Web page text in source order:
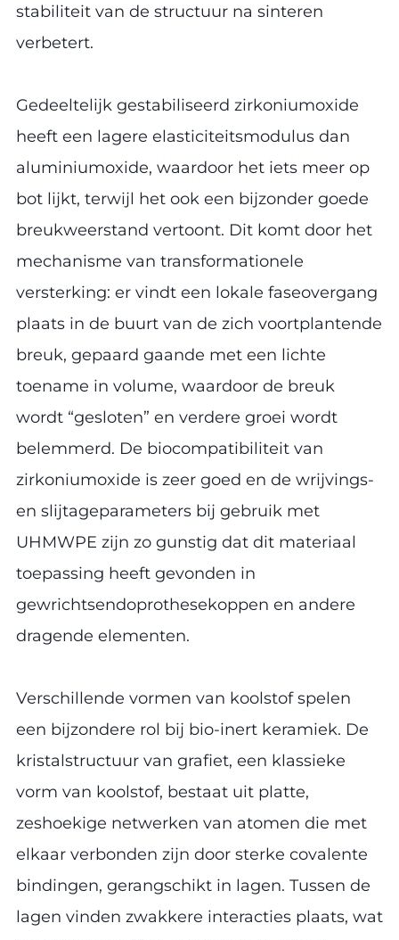
stabiliteit van de structuur na sinteren
verbetert.
Gedeeltelijk gestabiliseerd zirkoniumoxide
heeft een lagere elasticiteitsmodulus dan
aluminiumoxide, waardoor het iets meer op
bot lijkt, terwijl het ook een bijzonder goede
breukweerstand vertoont. Dit komt door het
mechanisme van transformationele
versterking: er vindt een lokale faseovergang
plaats in de buurt van de zich voortplantende
breuk, gepaard gaande met een lichte
toename in volume, waardoor de breuk
wordt “gesloten” en verdere groei wordt
belemmerd. De biocompatibiliteit van
zirkoniumoxide is zeer goed en de wrijvings-
en slijtageparameters bij gebruik met
UHMWPE zijn zo gunstig dat dit materiaal
toepassing heeft gevonden in
gewrichtsendoprothesekoppen en andere
dragende elementen.
Verschillende vormen van koolstof spelen
een bijzondere rol bij bio-inert keramiek. De
kristalstructuur van grafiet, een klassieke
vorm van koolstof, bestaat uit platte,
zeshoekige netwerken van atomen die met
elkaar verbonden zijn door sterke covalente
bindingen, gerangschikt in lagen. Tussen de
lagen vinden zwakkere interacties plaats, wat